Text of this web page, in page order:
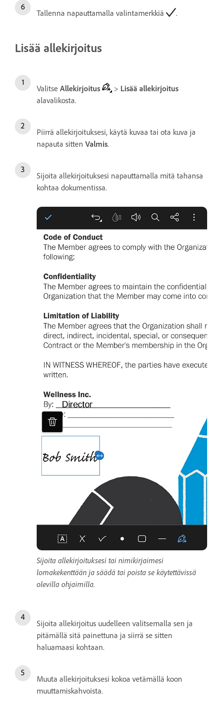
Tallenna napauttamalla valintamerkkiä .
Lisää allekirjoitus
Valitse Allekirjoitus > Lisää allekirjoitus
alavalikosta.
Piirrä allekirjoituksesi, käytä kuvaa tai ota kuva ja
napauta sitten Valmis.
Sijoita allekirjoituksesi napauttamalla mitä tahansa
kohtaa dokumentissa.
Sijoita allekirjoituksesi tai nimikirjaimesi
lomakekenttään ja säädä tai poista se käytettävissä
olevilla ohjaimilla.
Sijoita allekirjoitus uudelleen valitsemalla sen ja
pitämällä sitä painettuna ja siirrä se sitten
haluamaasi kohtaan.
Muuta allekirjoituksesi kokoa vetämällä koon
muuttamiskahvoista.